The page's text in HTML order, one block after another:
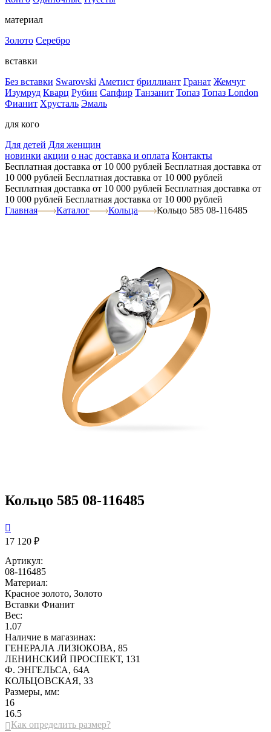
материал
Золото Серебро
вставки
Без вставки Swarovski Аметист бриллиант Гранат Жемчуг
Изумруд Кварц Рубин Сапфир Танзанит Топаз Топаз London
Фианит Хрусталь Эмаль
для кого
Для детей Для женщин
новинки акции о нас доставка и оплата Контакты
Бесплатная доставка от 10 000 рублей Бесплатная доставка от
10 000 рублей Бесплатная доставка от 10 000 рублей
Бесплатная доставка от 10 000 рублей Бесплатная доставка от
10 000 рублей Бесплатная доставка от 10 000 рублей
Главная
Каталог Кольца Кольцо 585 08-116485
Кольцо 585 08-116485

17 120 ₽
Артикул:
08-116485
Материал:
Красное золото, Золото
Вставки Фианит
Вес:
1.07
Наличие в магазинах:
ГЕНЕРАЛА ЛИЗЮКОВА, 85
ЛЕНИНСКИЙ ПРОСПЕКТ, 131
Ф. ЭНГЕЛЬСА, 64А
КОЛЬЦОВСКАЯ, 33
Размеры, мм:
16
16.5
 Как определить размер?